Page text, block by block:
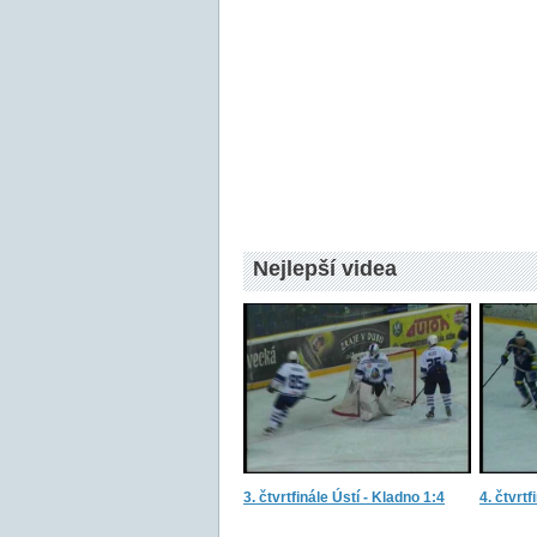
Nejlepší videa
3. čtvrtfinále Ústí - Kladno 1:4 4.